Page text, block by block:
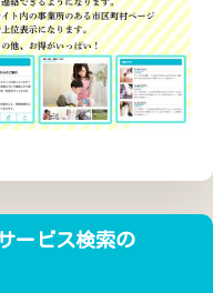
ービス検索の